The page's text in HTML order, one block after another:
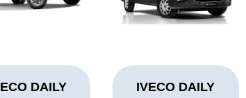
DAILY
IVECO DAILY